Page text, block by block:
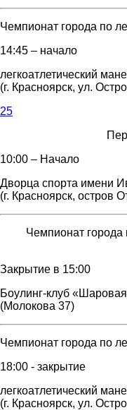
Чемпионат города по
14:45 – начало
легкоатлетический
(г. Красноярск, ул.
25
10:00 – Начало
Дворца спорта имени
(г. Красноярск, остров
Чемпионат
Закрытие в 15:00
Боулинг-клуб
(Молокова 37)
Чемпионат города по
18:00 - закрытие
легкоатлетический
(г. Красноярск, ул.